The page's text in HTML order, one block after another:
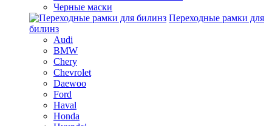
Черные маски
Переходные рамки для
билинз
Audi
BMW
Chery
Chevrolet
Daewoo
Ford
Haval
Honda